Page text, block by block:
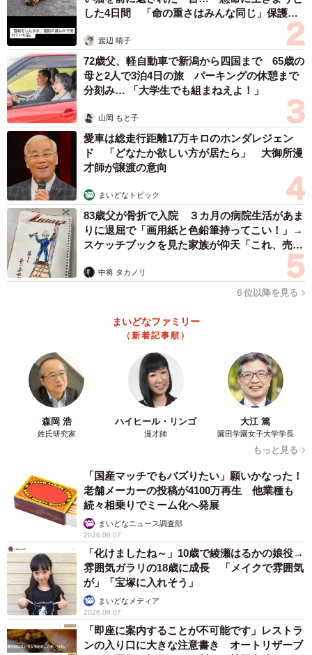
4/4
「鬼滅の刃」に登場する文字を再現する坂口綱紀さん（昭和書体提供）
綱紀さんは日々、ご飯を食べるか、テレビを見るか、字
を書くかというような生活を送っているといいます。現在
おり、「90歳まで書く」と意気込んでいるそうです。
アニメ以外にも気になる筆文字を見つけたら、それは鹿
児島の老書家が精魂込めた字を基にした書体かもしれませ
した4日間 「命の重さはみんな同じ」保護団
渡辺 晴子
72歳父、軽自動車で新潟から四国まで 65歳の
母と2人で3泊4日の旅 パーキングの休憩まで
分刻み… 「大学生でも組まねえよ！」
山岡 もと子
愛車は総走行距離17万キロのホンダレジェン
ド 「どなたか欲しい方が居たら」 大御所漫
才師が譲渡の意向
まいどなトピック
83歳父が骨折で入院 ３カ月の病院生活があま
りに退屈で「画用紙と色鉛筆持ってこい！」→
スケッチブックを見た家族が仰天「これ、売れ
中将 タカノリ
６位以降を見る
まいどなファミリー
（新着記事順）
森岡 浩
姓氏研究家
ハイヒール・リンゴ
漫才師
大江 篤
園田学園女子大学学長
もっと見る
「国産マッチでもバズりたい」願いかなった！
老舗メーカーの投稿が4100万再生 他業種も
続々相乗りでミーム化へ発展
まいどなニュース調査部
2026.08.07
「化けましたね～」10歳で綾瀬はるかの娘役→
雰囲気ガラリの18歳に成長 「メイクで雰囲気
が」「宝塚に入れそう」
まいどなメディア
2026.08.07
「即座に案内することが不可能です」レストラ
ンの入り口に大きな注意書き オートリザーブ